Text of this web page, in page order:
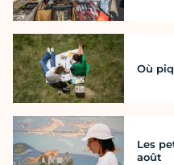
Où
Les
août